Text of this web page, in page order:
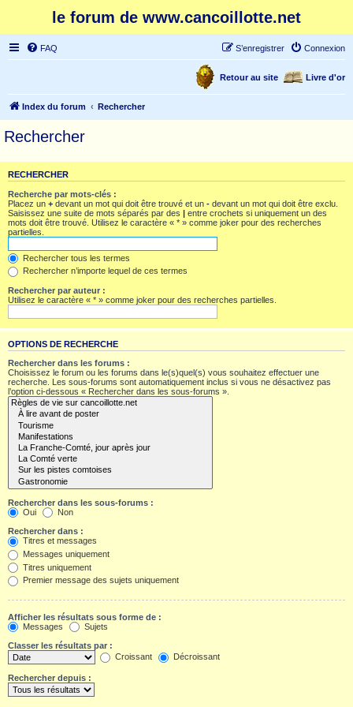
le forum de www.cancoillotte.net
FAQ Connexion
S’enregistrer
Livre d'or
Retour au site
Index du forum Rechercher
Rechercher
RECHERCHER
Recherche par mots-clés :
Placez un + devant un mot qui doit être trouvé et un - devant un mot qui doit être exclu.
Saisissez une suite de mots séparés par des | entre crochets si uniquement un des
mots doit être trouvé. Utilisez le caractère « * » comme joker pour des recherches
partielles.
Rechercher tous les termes
Rechercher n’importe lequel de ces termes
Rechercher par auteur :
Utilisez le caractère « * » comme joker pour des recherches partielles.
OPTIONS DE RECHERCHE
Rechercher dans les forums :
Choisissez le forum ou les forums dans le(s)quel(s) vous souhaitez effectuer une
recherche. Les sous-forums sont automatiquement inclus si vous ne désactivez pas
l’option ci-dessous « Rechercher dans les sous-forums ».
Rechercher dans les sous-forums :
Oui
Non
Rechercher dans :
Titres et messages
Messages uniquement
Titres uniquement
Premier message des sujets uniquement
Afficher les résultats sous forme de :
Messages
Sujets
Classer les résultats par :
Croissant
Décroissant
Rechercher depuis :